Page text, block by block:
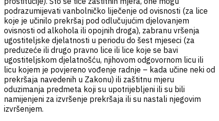
podrazumijevati vanbolničko liječenje od ovisnosti (za lice
koje je učinilo prekršaj pod odlučujućim djelovanjem
ovisnosti od alkohola ili opojnih droga), zabranu vršenja
ugostiteljske djelatnosti u periodu do šest mjeseci (za
preduzeće ili drugo pravno lice ili lice koje se bavi
ugostiteljskom djelatnošću, njihovom odgovornom licu ili
licu kojem je povjereno vođenje radnje – kada učine neki od
prekršaja navedenih u Zakonu) ili zaštitnu mjeru
oduzimanja predmeta koji su upotrijebljeni ili su bili
namijenjeni za izvršenje prekršaja ili su nastali njegovim
izvršenjem.